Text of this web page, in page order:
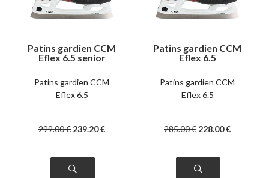
Patins gardien CCM
Eflex 6.5 senior
Patins gardien CCM
Eflex 6.5
299.00€ 239.20€
Patins gardien CCM
Eflex 6.5
Patins gardien CCM
Eflex 6.5
285.00€ 228.00€